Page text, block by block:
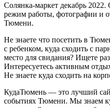
Солянка-маркет декабрь
режим работы, фотографии и
Тюмени.
Не знаете что посетить в
с ребенком, куда сходить с
место для свидания? Ищете
Интересуетесь активным
Не знаете куда сходить на
КудаТюмень — это лучший
событиях Тюмени. Мы знаем